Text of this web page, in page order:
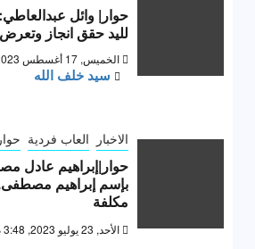
حوار| وائل
لليد حقق انجاز
الخميس, 17 أغسطس 2023, 3:10 م
سيد خلف الله
الاخبار العاب فردية
حوار|إبراهيم عادل
بإسم إبراهيم
مكلفة
الأحد, 23 يوليو 2023, 3:48 م